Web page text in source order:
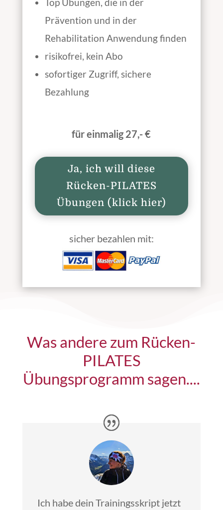
Top Übungen, die in der
Prävention und in der
Rehabilitation Anwendung finden
risikofrei, kein Abo
sofortiger Zugriff, sichere
Bezahlung
für einmalig 27,- €
Ja, ich will diese
Rücken-PILATES
Übungen (klick hier)
sicher bezahlen mit:
Was andere zum Rücken-
PILATES
Übungsprogramm sagen....
Ich habe dein Trainingsskript jetzt